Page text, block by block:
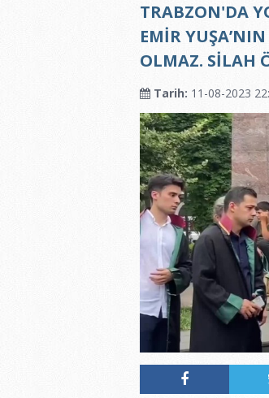
TRABZON'DA
EMİR
OLMAZ. SİLAH
Tarih: 11-08-2023